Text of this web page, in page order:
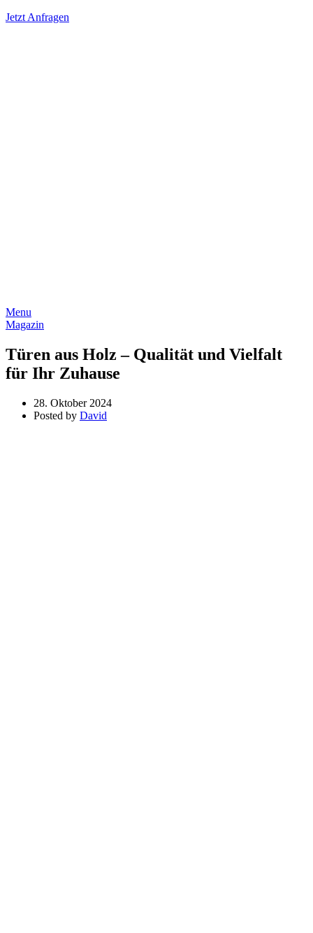
Jetzt Anfragen
Menu
Magazin
Türen aus Holz – Qualität und Vielfalt
für Ihr Zuhause
28. Oktober 2024
Posted by David